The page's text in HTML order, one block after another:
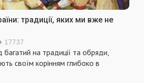
традиції, яких ми вже не
17737
багатий на традиції та обряди,
своїм корінням глибоко в